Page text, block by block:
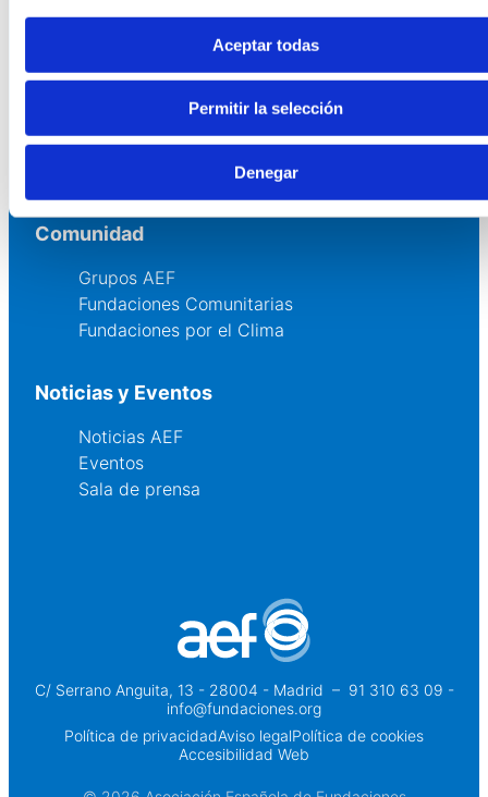
Aceptar todas
Permitir la selección
Denegar
Canal ético
Servicios
Formación y eventos
Convocatoria de Fundaciones
Comunidad
Grupos AEF
Fundaciones Comunitarias
Fundaciones por el Clima
Noticias y Eventos
Noticias AEF
Eventos
Sala de prensa
C/ Serrano Anguita, 13 - 28004 - Madrid – 91 310 63 09 -
info@fundaciones.org
Política de privacidadAviso legalPolítica de cookies
Accesibilidad Web